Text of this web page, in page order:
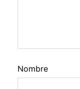
Nombre